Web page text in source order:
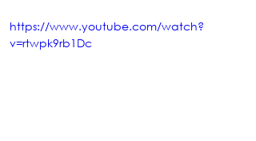
https://www.youtube.com/watch?
v=rtwpk9rb1Dc